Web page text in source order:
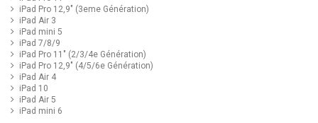
iPad Pro 12,9" (3eme Génération)
iPad Air 3
iPad mini 5
iPad 7/8/9
iPad Pro 11" (2/3/4e Génération)
iPad Pro 12,9" (4/5/6e Génération)
iPad Air 4
iPad 10
iPad Air 5
iPad mini 6